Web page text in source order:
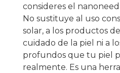
consideres el
No sustituye al uso
solar, a los productos
cuidado de la piel ni a
profundos que tu piel
realmente. Es una